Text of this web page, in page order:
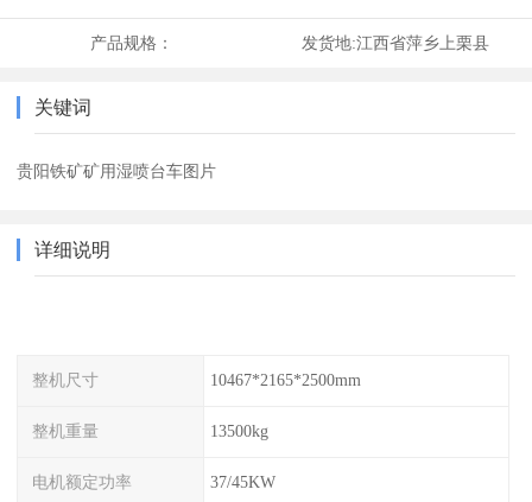
产品规格： 发货地:江西省萍乡上栗县
关键词
贵阳铁矿矿用湿喷台车图片
详细说明
整机尺寸 10467*2165*2500mm
整机重量 13500kg
电机额定功率 37/45KW